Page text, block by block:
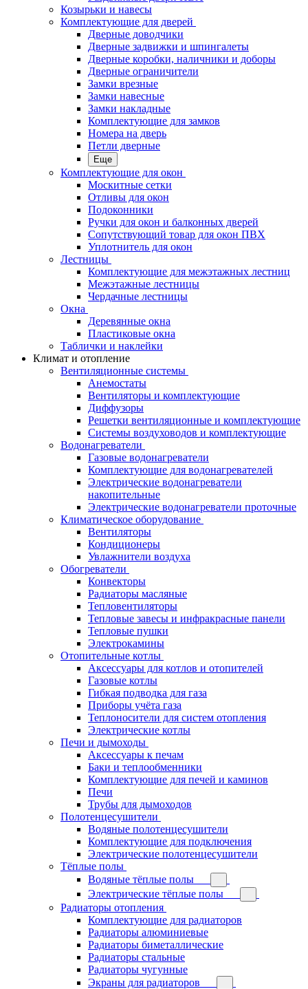
Козырьки и навесы
Комплектующие для дверей
Дверные доводчики
Дверные задвижки и шпингалеты
Дверные коробки, наличники и доборы
Дверные ограничители
Замки врезные
Замки навесные
Замки накладные
Комплектующие для замков
Номера на дверь
Петли дверные
Еще
Комплектующие для окон
Москитные сетки
Отливы для окон
Подоконники
Ручки для окон и балконных дверей
Сопутствующий товар для окон ПВХ
Уплотнитель для окон
Лестницы
Комплектующие для межэтажных лестниц
Межэтажные лестницы
Чердачные лестницы
Окна
Деревянные окна
Пластиковые окна
Таблички и наклейки
Климат и отопление
Вентиляционные системы
Анемостаты
Вентиляторы и комплектующие
Диффузоры
Решетки вентиляционные и комплектующие
Системы воздуховодов и комплектующие
Водонагреватели
Газовые водонагреватели
Комплектующие для водонагревателей
Электрические водонагреватели
накопительные
Электрические водонагреватели проточные
Климатическое оборудование
Вентиляторы
Кондиционеры
Увлажнители воздуха
Обогреватели
Конвекторы
Радиаторы масляные
Тепловентиляторы
Тепловые завесы и инфракрасные панели
Тепловые пушки
Электрокамины
Отопительные котлы
Аксессуары для котлов и отопителей
Газовые котлы
Гибкая подводка для газа
Приборы учёта газа
Теплоносители для систем отопления
Электрические котлы
Печи и дымоходы
Аксессуары к печам
Баки и теплообменники
Комплектующие для печей и каминов
Печи
Трубы для дымоходов
Полотенцесушители
Водяные полотенцесушители
Комплектующие для подключения
Электрические полотенцесушители
Тёплые полы
Водяные тёплые полы
Электрические тёплые полы
Радиаторы отопления
Комплектующие для радиаторов
Радиаторы алюминиевые
Радиаторы биметаллические
Радиаторы стальные
Радиаторы чугунные
Экраны для радиаторов